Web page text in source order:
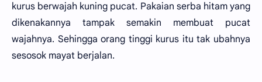
kurus berwajah kuning pucat. Pakaian serba hitam yang
dikenakannya tampak semakin membuat pucat
wajahnya. Sehingga orang tinggi kurus itu tak ubahnya
sesosok mayat berjalan.